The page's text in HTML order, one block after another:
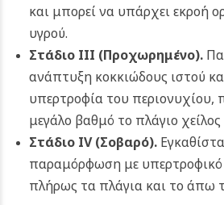
και μπορεί να υπάρχει εκροή
υγρού.
Στάδιο ΙΙΙ (Προχωρημένο).
ανάπτυξη κοκκιώδους ιστού
υπερτροφία του περιονυχίου,
μεγάλο βαθμό το πλάγιο
Στάδιο IV (Σοβαρό).
παραμόρφωση με υπερτροφικό
πλήρως τα πλάγια και το άπω